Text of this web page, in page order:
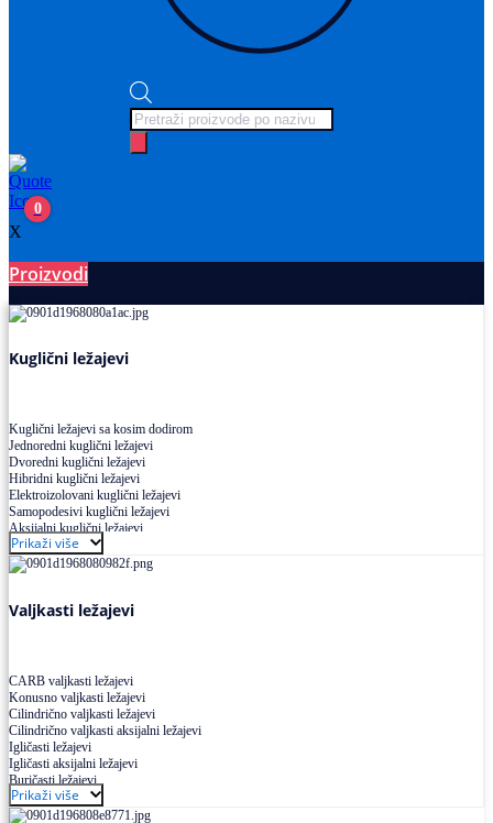
Products
search
0
X
Proizvodi
Kuglični ležajevi
Kuglični ležajevi sa kosim dodirom
Jednoredni kuglični ležajevi
Dvoredni kuglični ležajevi
Hibridni kuglični ležajevi
Elektroizolovani kuglični ležajevi
Samopodesivi kuglični ležajevi
Aksijalni kuglični ležajevi
Kuglični ležajevi od nerđajućeg čelika
Prikaži više
Valjkasti ležajevi
CARB valjkasti ležajevi
Konusno valjkasti ležajevi
Cilindrično valjkasti ležajevi
Cilindrično valjkasti aksijalni ležajevi
Igličasti ležajevi
Igličasti aksijalni ležajevi
Buričasti ležajevi
Buričasti zaptiveni ležajevi
Buričasti aksijalni ležajevi
Prikaži više